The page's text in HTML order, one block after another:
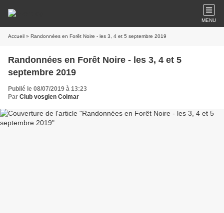
MENU
Accueil » Randonnées en Forêt Noire - les 3, 4 et 5 septembre 2019
Randonnées en Forêt Noire - les 3, 4 et 5
septembre 2019
Publié le 08/07/2019 à 13:23
Par Club vosgien Colmar